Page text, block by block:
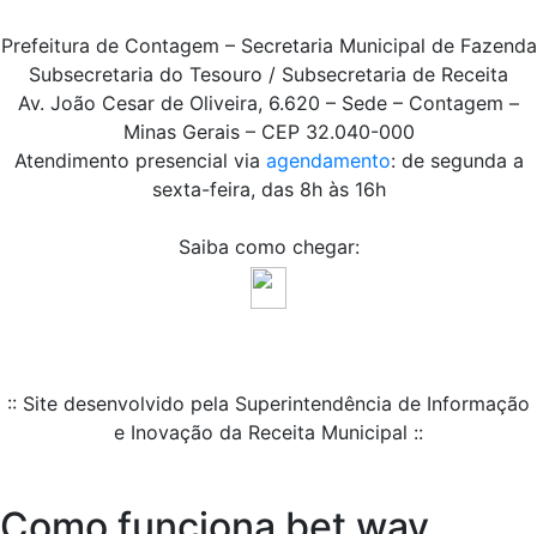
Prefeitura de Contagem – Secretaria Municipal de Fazenda
Subsecretaria do Tesouro / Subsecretaria de Receita
Av. João Cesar de Oliveira, 6.620 – Sede – Contagem –
Minas Gerais – CEP 32.040-000
Atendimento presencial via agendamento: de segunda a
sexta-feira, das 8h às 16h
Saiba como chegar:
:: Site desenvolvido pela Superintendência de Informação
e Inovação da Receita Municipal ::